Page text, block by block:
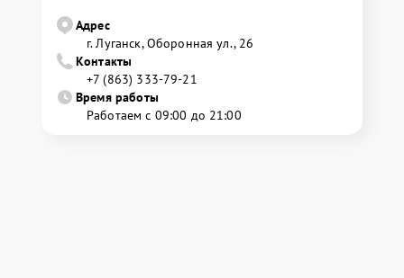
Адрес
г. Луганск, Оборонная ул., 26
Контакты
+7 (863) 333-79-21
Время работы
Работаем с 09:00 до 21:00